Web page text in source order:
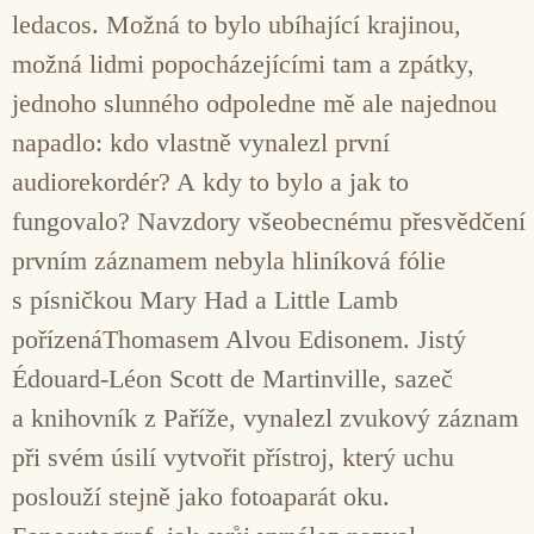
ledacos. Možná to bylo ubíhající krajinou,
možná lidmi popocházejícími tam a zpátky,
jednoho slunného odpoledne mě ale najednou
napadlo: kdo vlastně vynalezl první
audiorekordér? A kdy to bylo a jak to
fungovalo? Navzdory všeobecnému přesvědčení
prvním záznamem nebyla hliníková fólie
s písničkou Mary Had a Little Lamb
pořízenáThomasem Alvou Edisonem. Jistý
Édouard-Léon Scott de Martinville, sazeč
a knihovník z Paříže, vynalezl zvukový záznam
při svém úsilí vytvořit přístroj, který uchu
poslouží stejně jako fotoaparát oku.